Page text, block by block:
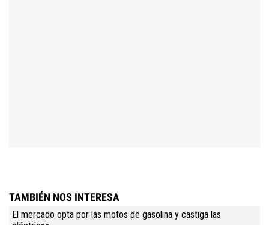
TAMBIÉN NOS INTERESA
El mercado opta por las motos de gasolina y castiga las